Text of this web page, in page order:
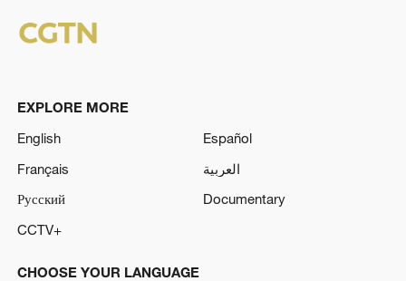
EXPLORE MORE
English
Español
Français
العربية
Русский
Documentary
CCTV+
CHOOSE YOUR LANGUAGE